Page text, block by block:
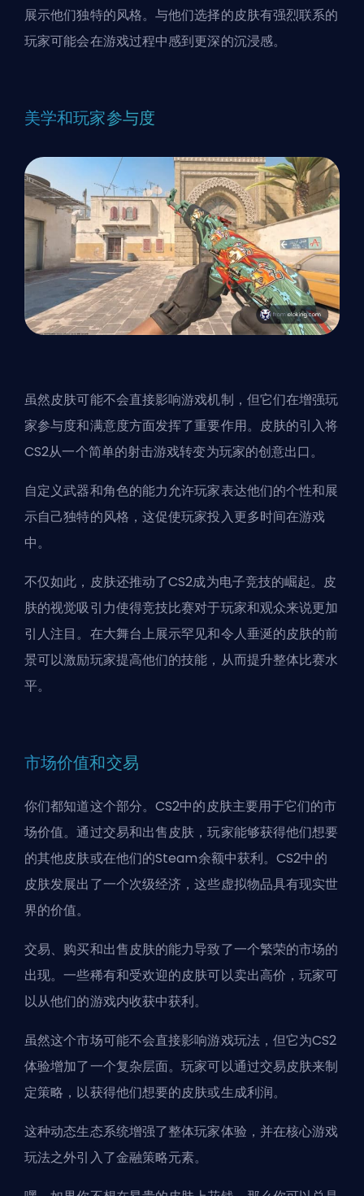
展示他们独特的风格。与他们选择的皮肤有强烈联系的
玩家可能会在游戏过程中感到更深的沉浸感。
美学和玩家参与度
虽然皮肤可能不会直接影响游戏机制，但它们在增强玩
家参与度和满意度方面发挥了重要作用。皮肤的引入将
CS2从一个简单的射击游戏转变为玩家的创意出口。
自定义武器和角色的能力允许玩家表达他们的个性和展
示自己独特的风格，这促使玩家投入更多时间在游戏
中。
不仅如此，皮肤还推动了CS2成为电子竞技的崛起。皮
肤的视觉吸引力使得竞技比赛对于玩家和观众来说更加
引人注目。在大舞台上展示罕见和令人垂涎的皮肤的前
景可以激励玩家提高他们的技能，从而提升整体比赛水
平。
市场价值和交易
你们都知道这个部分。CS2中的皮肤主要用于它们的市
场价值。通过交易和出售皮肤，玩家能够获得他们想要
的其他皮肤或在他们的Steam余额中获利。CS2中的
皮肤发展出了一个次级经济，这些虚拟物品具有现实世
界的价值。
交易、购买和出售皮肤的能力导致了一个繁荣的市场的
出现。一些稀有和受欢迎的皮肤可以卖出高价，玩家可
以从他们的游戏内收获中获利。
虽然这个市场可能不会直接影响游戏玩法，但它为CS2
体验增加了一个复杂层面。玩家可以通过交易皮肤来制
定策略，以获得他们想要的皮肤或生成利润。
这种动态生态系统增强了整体玩家体验，并在核心游戏
玩法之外引入了金融策略元素。